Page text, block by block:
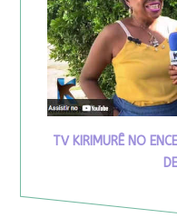
TV KIRIMURÊ NO